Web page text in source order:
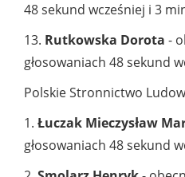
48 sekund wcześniej i 3
13. Rutkowska Dorota -
głosowaniach 48 sekund
Polskie Stronnictwo
1. Łuczak Mieczysław
głosowaniach 48 sekund